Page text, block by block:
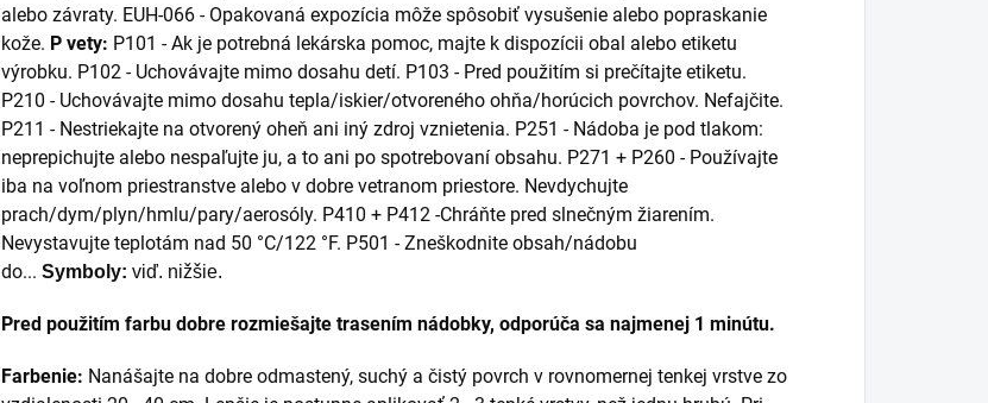
alebo závraty. EUH-066 - Opakovaná expozícia môže spôsobiť vysušenie alebo popraskanie
kože. P vety: P101 - Ak je potrebná lekárska pomoc, majte k dispozícii obal alebo etiketu
výrobku. P102 - Uchovávajte mimo dosahu detí. P103 - Pred použitím si prečítajte etiketu.
P210 - Uchovávajte mimo dosahu tepla/iskier/otvoreného ohňa/horúcich povrchov. Nefajčite.
P211 - Nestriekajte na otvorený oheň ani iný zdroj vznietenia. P251 - Nádoba je pod tlakom:
neprepichujte alebo nespaľujte ju, a to ani po spotrebovaní obsahu. P271 + P260 - Používajte
iba na voľnom priestranstve alebo v dobre vetranom priestore. Nevdychujte
prach/dym/plyn/hmlu/pary/aerosóly. P410 + P412 -Chráňte pred slnečným žiarením.
Nevystavujte teplotám nad 50 °C/122 °F. P501 - Zneškodnite obsah/nádobu
do... Symboly: viď. nižšie.
Pred použitím farbu dobre rozmiešajte trasením nádobky, odporúča sa najmenej 1 minútu.
Farbenie: Nanášajte na dobre odmastený, suchý a čistý povrch v rovnomernej tenkej vrstve zo